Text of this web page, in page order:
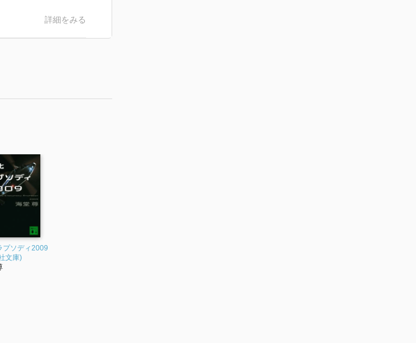
詳細をみる
プソディ2009
文庫)